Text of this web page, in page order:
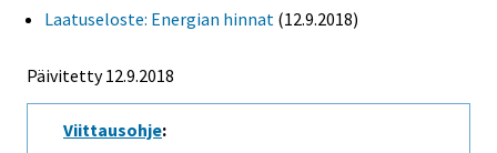
Laatuseloste: Energian hinnat (12.9.2018)
Päivitetty 12.9.2018
Viittausohje: